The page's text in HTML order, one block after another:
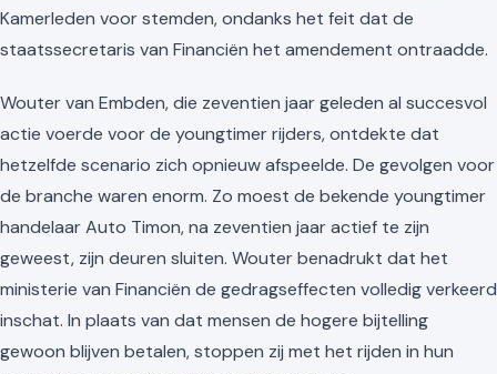
Kamerleden voor stemden, ondanks het feit dat de
staatssecretaris van Financiën het amendement ontraadde.
Wouter van Embden, die zeventien jaar geleden al succesvol
actie voerde voor de youngtimer rijders, ontdekte dat
hetzelfde scenario zich opnieuw afspeelde. De gevolgen voor
de branche waren enorm. Zo moest de bekende youngtimer
handelaar Auto Timon, na zeventien jaar actief te zijn
geweest, zijn deuren sluiten. Wouter benadrukt dat het
ministerie van Financiën de gedragseffecten volledig verkeerd
inschat. In plaats van dat mensen de hogere bijtelling
gewoon blijven betalen, stoppen zij met het rijden in hun